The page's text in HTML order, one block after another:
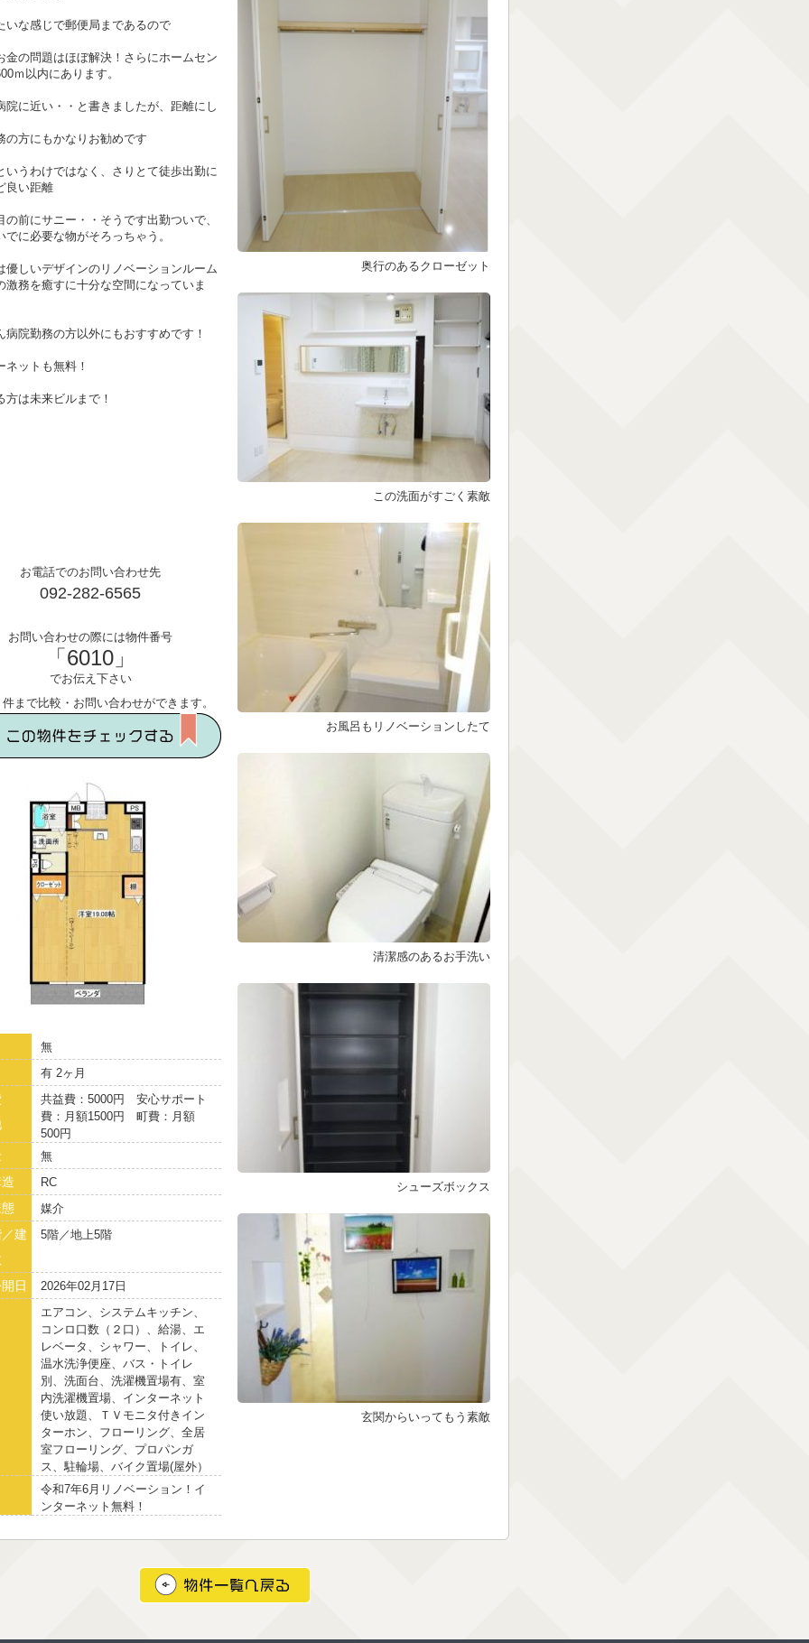
いな感じで郵便局まであるので
金の問題はほぼ解決！さらにホームセン
ｍ以内にあります。
院に近い・・と書きましたが、距離にし
の方にもかなりお勧めです
いうわけではなく、さりとて徒歩出勤に
良い距離
の前にサニー・・そうです出勤ついで、
でに必要な物がそろっちゃう。
優しいデザインのリノベーションルーム
激務を癒すに十分な空間になっていま
病院勤務の方以外にもおすすめです！
ネットも無料！
方は未来ビルまで！
お電話でのお問い合わせ先
092-282-6565
お問い合わせの際には物件番号
「6010」
でお伝え下さい
まで比較・お問い合わせができます。
無
有 2ヶ月
共益費：5000円 安心サポート
費：月額1500円 町費：月額
500円
無
RC
媒介
建
5階／地上5階
日
2026年02月17日
エアコン、システムキッチン、
コンロ口数（２口）、給湯、エ
レベータ、シャワー、トイレ、
温水洗浄便座、バス・トイレ
別、洗面台、洗濯機置場有、室
内洗濯機置場、インターネット
使い放題、ＴＶモニタ付きイン
ターホン、フローリング、全居
室フローリング、プロパンガ
ス、駐輪場、バイク置場(屋外）
令和7年6月リノベーション！イ
ンターネット無料！
奥行のあるクローゼット
この洗面がすごく素敵
お風呂もリノベーションしたて
清潔感のあるお手洗い
シューズボックス
玄関からいってもう素敵